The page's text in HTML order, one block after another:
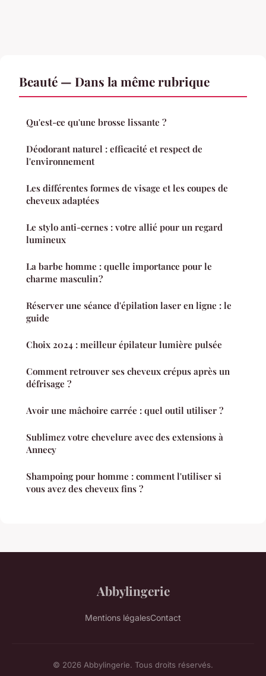
Beauté — Dans la même rubrique
Qu'est-ce qu'une brosse lissante ?
Déodorant naturel : efficacité et respect de
l'environnement
Les différentes formes de visage et les coupes de
cheveux adaptées
Le stylo anti-cernes : votre allié pour un regard
lumineux
La barbe homme : quelle importance pour le
charme masculin ?
Réserver une séance d'épilation laser en ligne : le
guide
Choix 2024 : meilleur épilateur lumière pulsée
Comment retrouver ses cheveux crépus après un
défrisage ?
Avoir une mâchoire carrée : quel outil utiliser ?
Sublimez votre chevelure avec des extensions à
Annecy
Shampoing pour homme : comment l'utiliser si
vous avez des cheveux fins ?
Abbylingerie
Mentions légalesContact
© 2026 Abbylingerie. Tous droits réservés.